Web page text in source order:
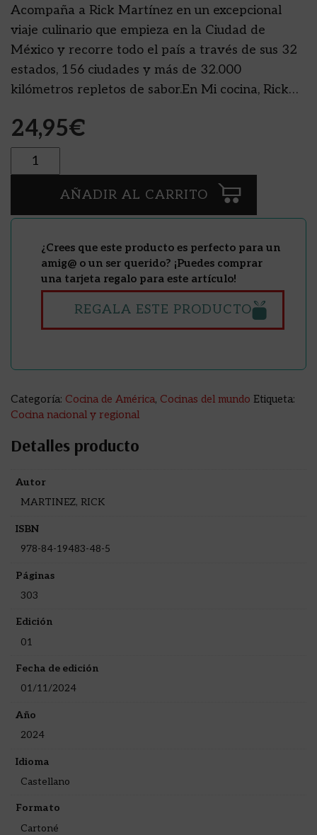
Acompaña a Rick Martínez en un excepcional
viaje culinario que empieza en la Ciudad de
México y recorre todo el país a través de sus 32
estados, 156 ciudades y más de 32.000
kilómetros repletos de sabor.En Mi cocina, Rick…
24,95€
Cantidad
AÑADIR AL CARRITO
¿Crees que este producto es perfecto para un
amig@ o un ser querido? ¡Puedes comprar
una tarjeta regalo para este artículo!
REGALA ESTE PRODUCTO
Categoría: Cocina de América, Cocinas del mundo Etiqueta:
Cocina nacional y regional
Detalles producto
Autor
MARTINEZ, RICK
ISBN
978-84-19483-48-5
Páginas
303
Edición
01
Fecha de edición
01/11/2024
Año
2024
Idioma
Castellano
Formato
Cartoné